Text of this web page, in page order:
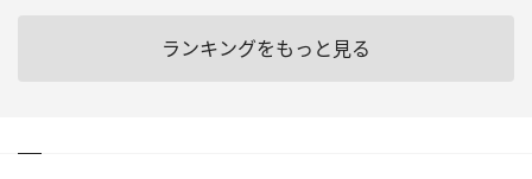
ランキングをもっと見る